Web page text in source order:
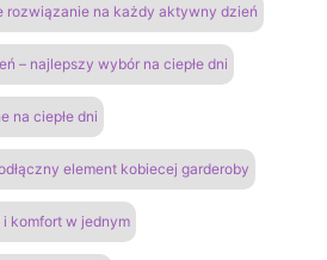
rozwiązanie na każdy aktywny dzień
– najlepszy wybór na ciepłe dni
na ciepłe dni
element kobiecej garderoby
komfort w jednym